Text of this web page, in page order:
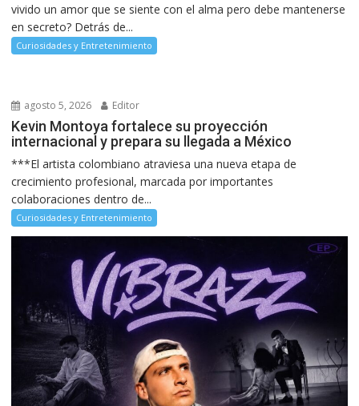
vivido un amor que se siente con el alma pero debe mantenerse
en secreto? Detrás de...
Curiosidades y Entretenimiento
agosto 5, 2026 Editor
Kevin Montoya fortalece su proyección
internacional y prepara su llegada a México
***El artista colombiano atraviesa una nueva etapa de
crecimiento profesional, marcada por importantes
colaboraciones dentro de...
Curiosidades y Entretenimiento